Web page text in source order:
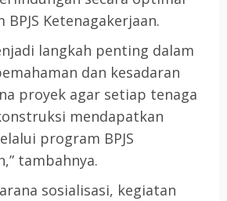
Ketenagakerjaan.
langkah penting dalam
dan kesadaran
proyek agar setiap tenaga
mendapatkan
program BPJS
tambahnya.
sosialisasi, kegiatan